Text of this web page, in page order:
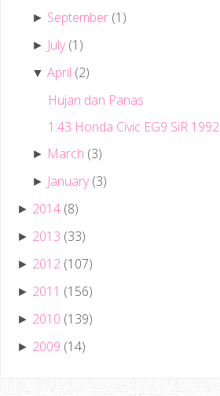
► September (1)
► July (1)
▼April (2)
Hujan dan Panas
1:43 Honda Civic EG9 SiR 1992
► March (3)
► January (3)
► 2014 (8)
► 2013 (33)
► 2012 (107)
► 2011 (156)
► 2010 (139)
► 2009 (14)